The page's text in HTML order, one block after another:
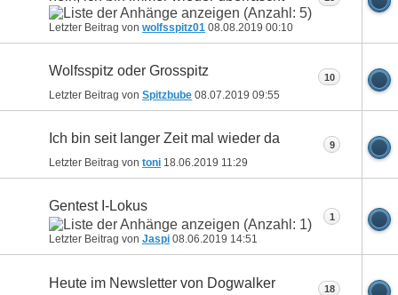
Letzter Beitrag von wolfsspitz01 08.08.2019 00:10
Wolfsspitz oder Grosspitz
Letzter Beitrag von Spitzbube 08.07.2019 09:55
10
Ich bin seit langer Zeit mal wieder da
Letzter Beitrag von toni 18.06.2019 11:29
9
Gentest I-Lokus
Letzter Beitrag von Jaspi 08.06.2019 14:51
1
Heute im Newsletter von Dogwalker 18